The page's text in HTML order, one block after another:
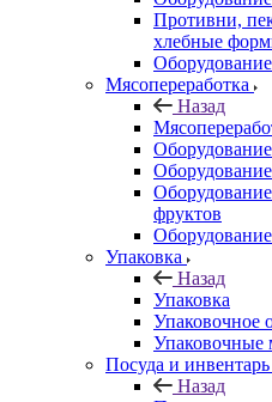
Противни,
хлебные
Мясопереработка
Назад
фруктов
Упаковка
Назад
Упаковка
Упаковочное
Упаковочные
Посуда и инвентарь
Назад